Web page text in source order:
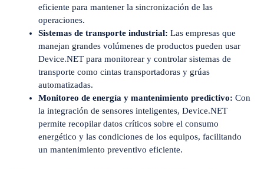
eficiente para mantener la sincronización de las
operaciones.
Sistemas de transporte industrial: Las empresas que
manejan grandes volúmenes de productos pueden usar
Device.NET para monitorear y controlar sistemas de
transporte como cintas transportadoras y grúas
automatizadas.
Monitoreo de energía y mantenimiento predictivo: Con
la integración de sensores inteligentes, Device.NET
permite recopilar datos críticos sobre el consumo
energético y las condiciones de los equipos, facilitando
un mantenimiento preventivo eficiente.